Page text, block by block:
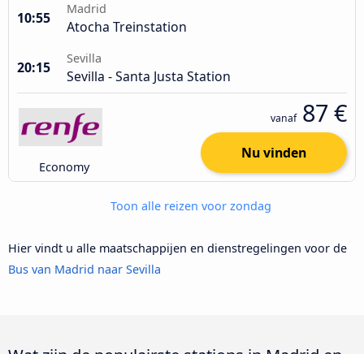
10:55
Madrid
Atocha Treinstation
20:15
Sevilla
Sevilla - Santa Justa Station
Economy
vanaf 87 €
Nu vinden
Toon alle reizen voor zondag
Hier vindt u alle maatschappijen en dienstregelingen voor de
Bus van Madrid naar Sevilla